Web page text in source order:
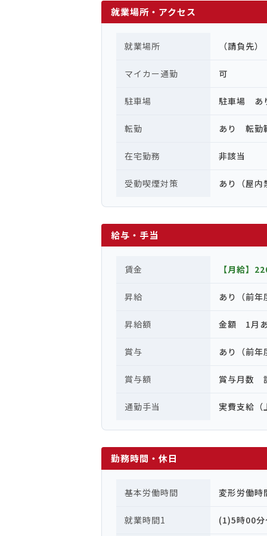
就業場所・アクセス
就業場所 （請負先
マイカー通勤 可
駐車場 駐車場 あ
転勤 あり 転勤
在宅勤務 非該当
受動喫煙対策 あり（屋内
給与・手当
賃金 【月給】
昇給 あり（前
昇給額 金額 1月あ
賞与 あり（前
賞与額 賞与月数
通勤手当 実費支給
勤務時間・休日
基本労働時間 変形労働時
就業時間1 (1)5時00